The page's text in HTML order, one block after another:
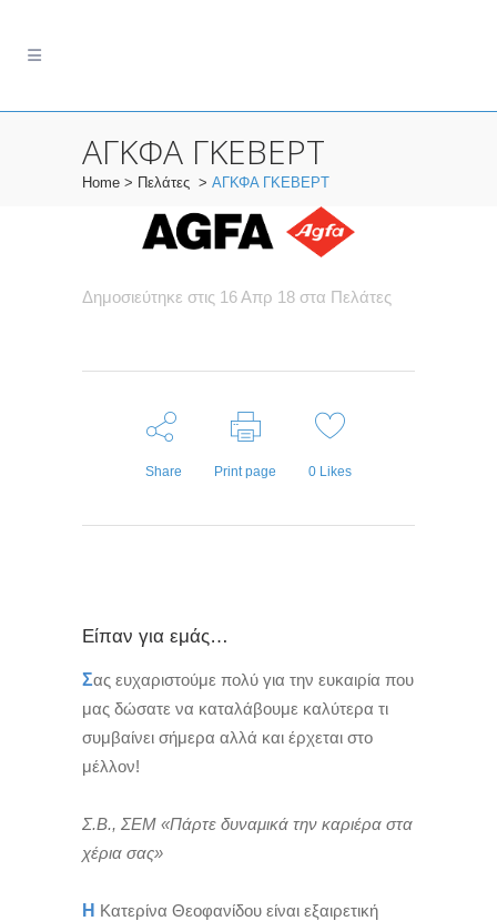
ΑΓΚΦΑ ΓΚΕΒΕΡΤ
Home > Πελάτες > ΑΓΚΦΑ ΓΚΕΒΕΡΤ
Δημοσιεύτηκε στις 16 Απρ 18 στα Πελάτες
Share Print page 0 Likes
Είπαν για εμάς…
Σας ευχαριστούμε πολύ για την ευκαιρία που
μας δώσατε να καταλάβουμε καλύτερα τι
συμβαίνει σήμερα αλλά και έρχεται στο
μέλλον!
Σ.Β., ΣΕΜ «Πάρτε δυναμικά την καριέρα στα
χέρια σας»
Η Κατερίνα Θεοφανίδου είναι εξαιρετική